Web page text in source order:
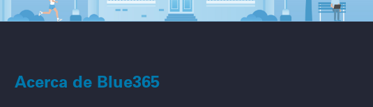
Acerca de Blue365